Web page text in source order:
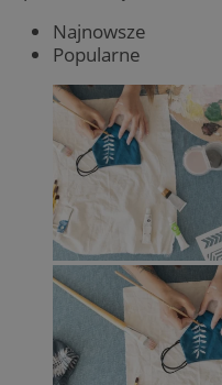
Najnowsze
Popularne